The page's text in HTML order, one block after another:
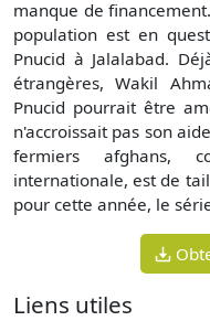
manque de
population est en
Pnucid à Jalalabad.
étrangères, Wakil
Pnucid pourrait être
n'accroissait pas son
fermiers afghans,
internationale, est de
pour cette année, le
Liens utiles